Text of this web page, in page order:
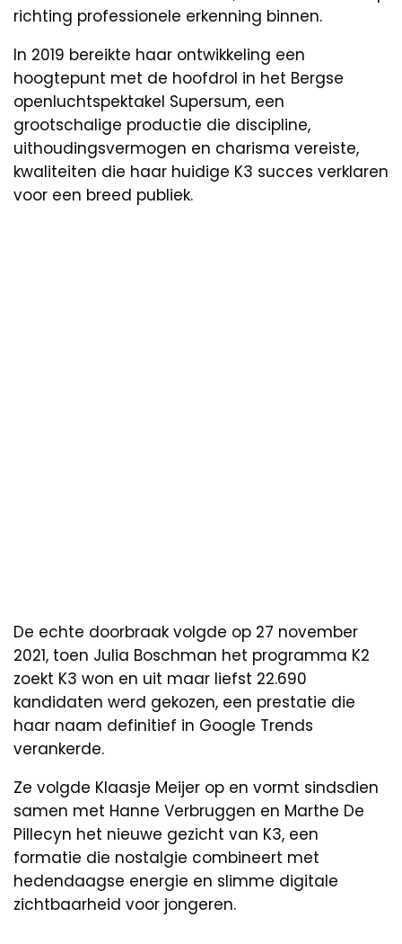
richting professionele erkenning binnen.
In 2019 bereikte haar ontwikkeling een
hoogtepunt met de hoofdrol in het Bergse
openluchtspektakel Supersum, een
grootschalige productie die discipline,
uithoudingsvermogen en charisma vereiste,
kwaliteiten die haar huidige K3 succes verklaren
voor een breed publiek.
De echte doorbraak volgde op 27 november
2021, toen Julia Boschman het programma K2
zoekt K3 won en uit maar liefst 22.690
kandidaten werd gekozen, een prestatie die
haar naam definitief in Google Trends
verankerde.
Ze volgde Klaasje Meijer op en vormt sindsdien
samen met Hanne Verbruggen en Marthe De
Pillecyn het nieuwe gezicht van K3, een
formatie die nostalgie combineert met
hedendaagse energie en slimme digitale
zichtbaarheid voor jongeren.